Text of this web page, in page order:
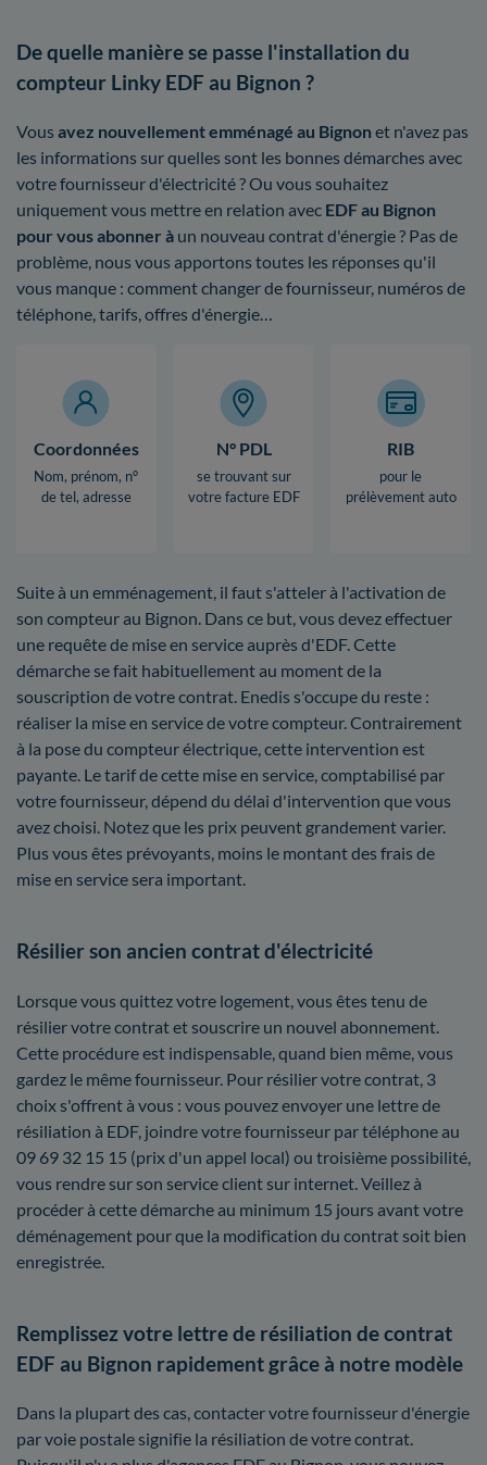
De quelle manière se passe l'installation du
compteur Linky EDF au Bignon ?
Vous avez nouvellement emménagé au Bignon et n'avez pas
les informations sur quelles sont les bonnes démarches avec
votre fournisseur d'électricité ? Ou vous souhaitez
uniquement vous mettre en relation avec EDF au Bignon
pour vous abonner à un nouveau contrat d'énergie ? Pas de
problème, nous vous apportons toutes les réponses qu'il
vous manque : comment changer de fournisseur, numéros de
téléphone, tarifs, offres d'énergie…
Coordonnées
Nom, prénom, n°
de tel, adresse
N° PDL
se trouvant sur
votre facture EDF
RIB
pour le
prélèvement auto
Suite à un emménagement, il faut s'atteler à l'activation de
son compteur au Bignon. Dans ce but, vous devez effectuer
une requête de mise en service auprès d'EDF. Cette
démarche se fait habituellement au moment de la
souscription de votre contrat. Enedis s'occupe du reste :
réaliser la mise en service de votre compteur. Contrairement
à la pose du compteur électrique, cette intervention est
payante. Le tarif de cette mise en service, comptabilisé par
votre fournisseur, dépend du délai d'intervention que vous
avez choisi. Notez que les prix peuvent grandement varier.
Plus vous êtes prévoyants, moins le montant des frais de
mise en service sera important.
Résilier son ancien contrat d'électricité
Lorsque vous quittez votre logement, vous êtes tenu de
résilier votre contrat et souscrire un nouvel abonnement.
Cette procédure est indispensable, quand bien même, vous
gardez le même fournisseur. Pour résilier votre contrat, 3
choix s'offrent à vous : vous pouvez envoyer une lettre de
résiliation à EDF, joindre votre fournisseur par téléphone au
09 69 32 15 15 (prix d'un appel local) ou troisième possibilité,
vous rendre sur son service client sur internet. Veillez à
procéder à cette démarche au minimum 15 jours avant votre
déménagement pour que la modification du contrat soit bien
enregistrée.
Remplissez votre lettre de résiliation de contrat
EDF au Bignon rapidement grâce à notre modèle
Dans la plupart des cas, contacter votre fournisseur d'énergie
par voie postale signifie la résiliation de votre contrat.